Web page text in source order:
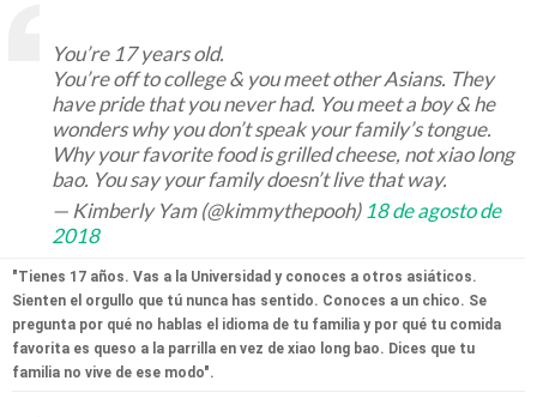
You’re 17 years old.
You’re off to college & you meet other Asians. They
have pride that you never had. You meet a boy & he
wonders why you don’t speak your family’s tongue.
Why your favorite food is grilled cheese, not xiao long
bao. You say your family doesn’t live that way.
— Kimberly Yam (@kimmythepooh) 18 de agosto de
2018
"Tienes 17 años. Vas a la Universidad y conoces a otros asiáticos.
Sienten el orgullo que tú nunca has sentido. Conoces a un chico. Se
pregunta por qué no hablas el idioma de tu familia y por qué tu comida
favorita es queso a la parrilla en vez de xiao long bao. Dices que tu
familia no vive de ese modo".